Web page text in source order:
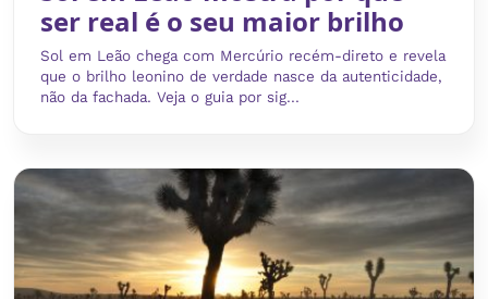
ser real é o seu maior brilho
Sol em Leão chega com Mercúrio recém-direto e revela
que o brilho leonino de verdade nasce da autenticidade,
não da fachada. Veja o guia por sig...